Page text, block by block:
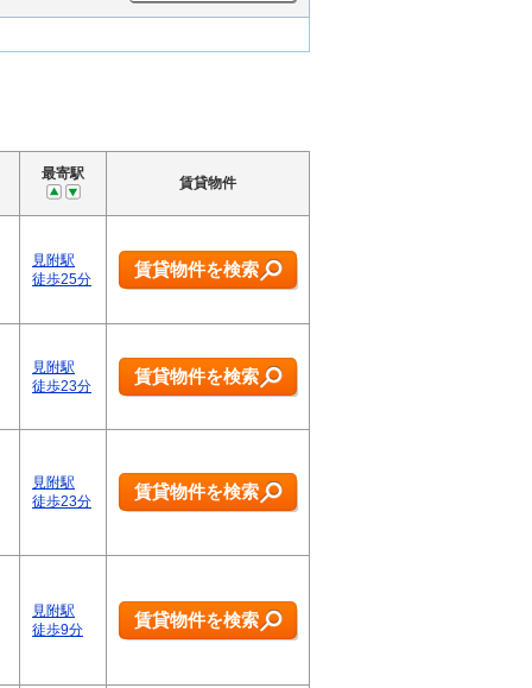
最寄駅
賃貸物件
見附駅
徒歩25分
賃貸物件を検索
見附駅
徒歩23分
賃貸物件を検索
見附駅
徒歩23分
賃貸物件を検索
見附駅
徒歩9分
賃貸物件を検索